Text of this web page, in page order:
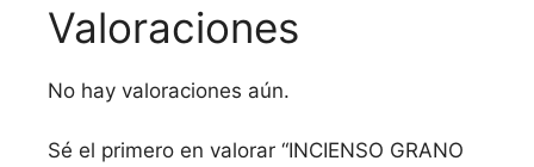
Valoraciones
No hay valoraciones aún.
Sé el primero en valorar “INCIENSO GRANO